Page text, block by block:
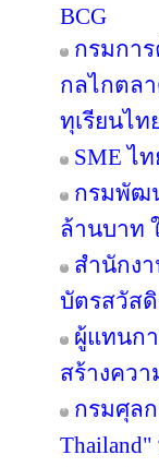
BCG
กรมการ
กลไกตล
ทุเรียนไท
SME ไ
กรมพัฒ
ล้านบาท
สำนักง
บัตรสวัส
ผู้แทนกา
สร้างคว
กรมศุล